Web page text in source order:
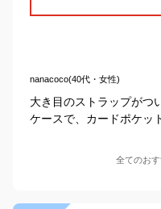
nanacoco(40代・女性)
大き目のストラップがつ
ケースで、カードポケッ
全てのおす